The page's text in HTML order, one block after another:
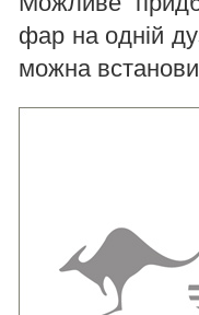
фар на одній
можна